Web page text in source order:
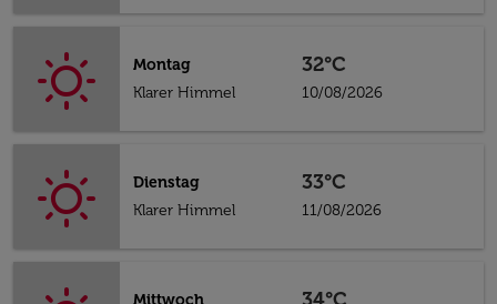
Montag
Klarer Himmel
32°C
10/08/2026
Dienstag
Klarer Himmel
33°C
11/08/2026
Mittwoch